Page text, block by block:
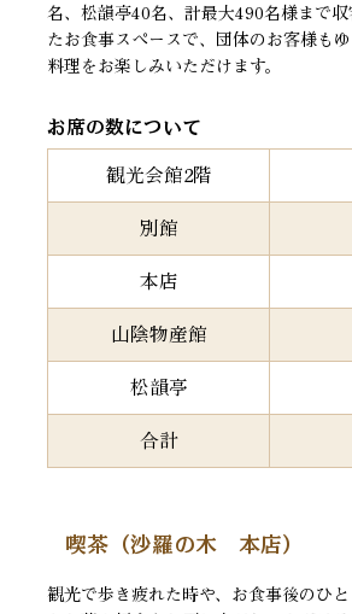
名、松韻亭40名、計最大490名様まで
たお食事スペースで、団体のお客様も
料理をお楽しみいただけます。
お席の数について
観光会館2階
別館
本店
山陰物産館
松韻亭
合計
喫茶（沙羅の木 本店）
観光で歩き疲れた時や、お食事後のひ